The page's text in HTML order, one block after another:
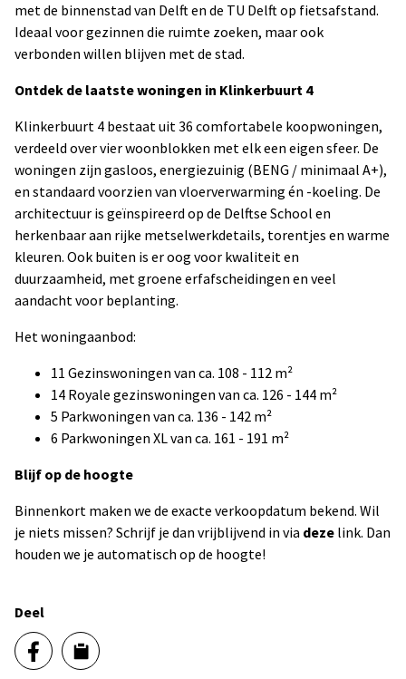
met de binnenstad van Delft en de TU Delft op fietsafstand.
Ideaal voor gezinnen die ruimte zoeken, maar ook
verbonden willen blijven met de stad.
Ontdek de laatste woningen in Klinkerbuurt 4
Klinkerbuurt 4 bestaat uit 36 comfortabele koopwoningen,
verdeeld over vier woonblokken met elk een eigen sfeer. De
woningen zijn gasloos, energiezuinig (BENG / minimaal A+),
en standaard voorzien van vloerverwarming én -koeling. De
architectuur is geïnspireerd op de Delftse School en
herkenbaar aan rijke metselwerkdetails, torentjes en warme
kleuren. Ook buiten is er oog voor kwaliteit en
duurzaamheid, met groene erfafscheidingen en veel
aandacht voor beplanting.
Het woningaanbod:
11 Gezinswoningen van ca. 108 - 112 m²
14 Royale gezinswoningen van ca. 126 - 144 m²
5 Parkwoningen van ca. 136 - 142 m²
6 Parkwoningen XL van ca. 161 - 191 m²
Blijf op de hoogte
Binnenkort maken we de exacte verkoopdatum bekend. Wil
je niets missen? Schrijf je dan vrijblijvend in via deze link. Dan
houden we je automatisch op de hoogte!
Deel